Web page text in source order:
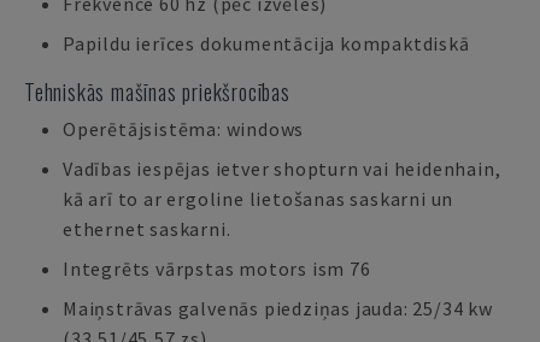
Papildu ierīces dokumentācija kompaktdiskā
Tehniskās mašīnas priekšrocības
Operētājsistēma: windows
Vadības iespējas ietver shopturn vai heidenhain,
kā arī to ar ergoline lietošanas saskarni un
ethernet saskarni.
Integrēts vārpstas motors ism 76
Maiņstrāvas galvenās piedziņas jauda: 25/34 kw